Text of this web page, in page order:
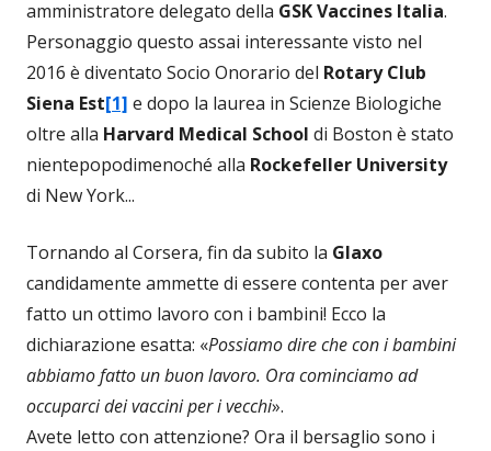
amministratore delegato della GSK Vaccines Italia.
Personaggio questo assai interessante visto nel
2016 è diventato Socio Onorario del Rotary Club
Siena Est[1] e dopo la laurea in Scienze Biologiche
oltre alla Harvard Medical School di Boston è stato
nientepopodimenoché alla Rockefeller University
di New York...
Tornando al Corsera, fin da subito la Glaxo
candidamente ammette di essere contenta per aver
fatto un ottimo lavoro con i bambini! Ecco la
dichiarazione esatta: «Possiamo dire che con i bambini
abbiamo fatto un buon lavoro. Ora cominciamo ad
occuparci dei vaccini per i vecchi».
Avete letto con attenzione? Ora il bersaglio sono i